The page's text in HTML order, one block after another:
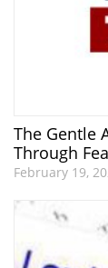
The Gentle
Through
February 19,